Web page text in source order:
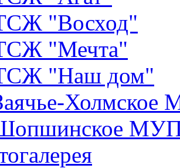
"Восход"
"Мечта"
"Наш дом"